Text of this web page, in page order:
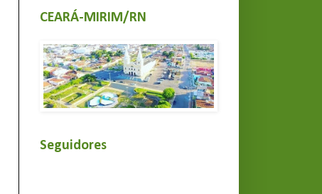
CEARÁ-MIRIM/RN
Seguidores